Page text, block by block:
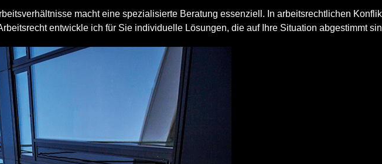
macht eine spezialisierte Beratung essenziell. In arbeitsrechtlichen
entwickle ich für Sie individuelle Lösungen, die auf Ihre Situation abgestimmt